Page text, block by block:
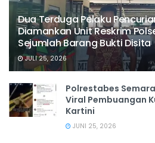
Dua Terduga Pelaku
Diamankan Unit Reskrim
Sejumlah Barang Bukti Disita
JULI 25, 2026
Polrestabes
Viral Pembuangan
Kartini
JUNI 25, 2026